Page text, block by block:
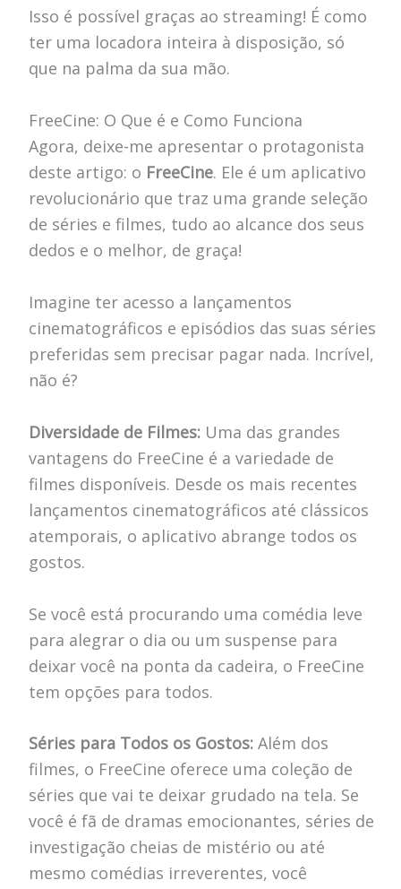
Isso é possível graças ao streaming! É como
ter uma locadora inteira à disposição, só
que na palma da sua mão.
FreeCine: O Que é e Como Funciona
Agora, deixe-me apresentar o protagonista
deste artigo: o FreeCine. Ele é um aplicativo
revolucionário que traz uma grande seleção
de séries e filmes, tudo ao alcance dos seus
dedos e o melhor, de graça!
Imagine ter acesso a lançamentos
cinematográficos e episódios das suas séries
preferidas sem precisar pagar nada. Incrível,
não é?
Diversidade de Filmes: Uma das grandes
vantagens do FreeCine é a variedade de
filmes disponíveis. Desde os mais recentes
lançamentos cinematográficos até clássicos
atemporais, o aplicativo abrange todos os
gostos.
Se você está procurando uma comédia leve
para alegrar o dia ou um suspense para
deixar você na ponta da cadeira, o FreeCine
tem opções para todos.
Séries para Todos os Gostos:Além dos
filmes, o FreeCine oferece uma coleção de
séries que vai te deixar grudado na tela. Se
você é fã de dramas emocionantes, séries de
investigação cheias de mistério ou até
mesmo comédias irreverentes, você